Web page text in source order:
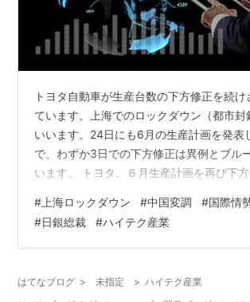
トヨタ自動車が生産台数の下方修正を続け
ています。上海でのロックダウン（都市封
いいます。24日にも6月の生産計画を発表
で、わずか3日での下方修正は異例とブル
います。 トヨタ、６月生産計画を再び下
産計画発表後、新たに分かった部品供給の
したといいます。上海のロックダウン継続
はさらに下振れする可能性もあるそうで
っていたのかと感じずにはいられません。
# 上海ロックダウン #中国変調 #国際情
#日銀総裁 #ハイテク産業
はてなブログ > 未指定 > ハイテク産業